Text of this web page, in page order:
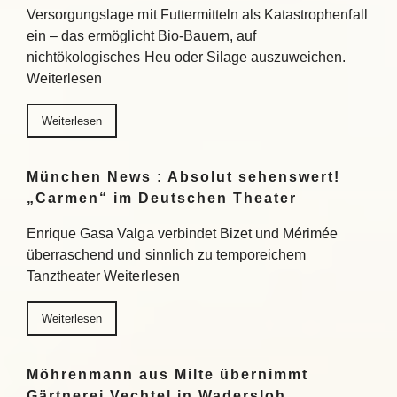
Versorgungslage mit Futtermitteln als Katastrophenfall
ein – das ermöglicht Bio-Bauern, auf
nichtökologisches Heu oder Silage auszuweichen.
Weiterlesen
Weiterlesen
München News : Absolut sehenswert!
„Carmen“ im Deutschen Theater
Enrique Gasa Valga verbindet Bizet und Mérimée
überraschend und sinnlich zu temporeichem
Tanztheater Weiterlesen
Weiterlesen
Möhrenmann aus Milte übernimmt